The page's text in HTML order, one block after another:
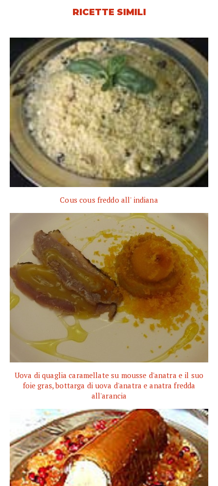
RICETTE SIMILI
Cous cous freddo all' indiana
Uova di quaglia caramellate su mousse d'anatra e il suo
foie gras, bottarga di uova d'anatra e anatra fredda
all'arancia